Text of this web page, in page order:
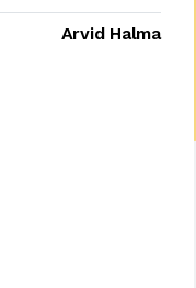
Arvid Halma